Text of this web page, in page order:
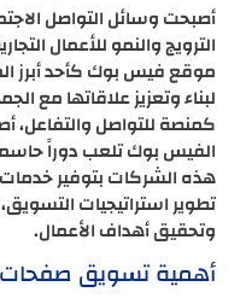
أصبحت وسائل التواصل
الترويج والنمو للأعمال
موقع فيس بوك كأحد أبرز
لبناء وتعزيز علاقاتها مع
كمنصة للتواصل
الفيس بوك تلعب دوراً
هذه الشركات بتوفير
تطوير استراتيجيات التسويق،
وتحقيق أهداف الأعمال.
أهمية تسويق